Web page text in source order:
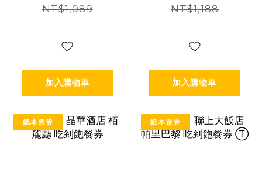
NT$1,089
加入購物車
NT$1,188
加入購物車
紙本票券 紙本票券